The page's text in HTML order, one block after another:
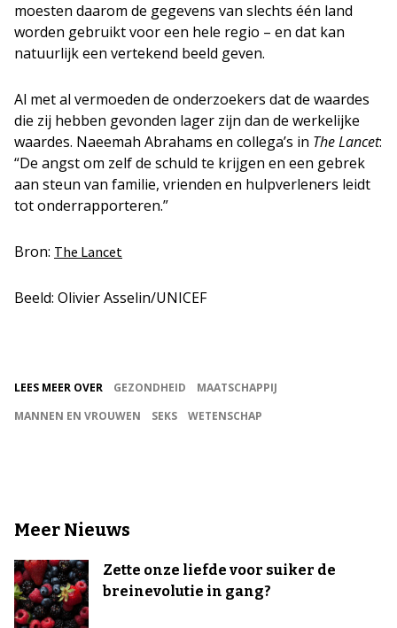
moesten daarom de gegevens van slechts één land
worden gebruikt voor een hele regio – en dat kan
natuurlijk een vertekend beeld geven.
Al met al vermoeden de onderzoekers dat de waardes
die zij hebben gevonden lager zijn dan de werkelijke
waardes. Naeemah Abrahams en collega’s in The Lancet:
“De angst om zelf de schuld te krijgen en een gebrek
aan steun van familie, vrienden en hulpverleners leidt
tot onderrapporteren.”
Bron: The Lancet
Beeld: Olivier Asselin/UNICEF
LEES MEER OVER GEZONDHEID
MAATSCHAPPIJ
MANNEN EN VROUWEN
SEKS WETENSCHAP
Meer Nieuws
Zette onze liefde voor suiker de
breinevolutie in gang?